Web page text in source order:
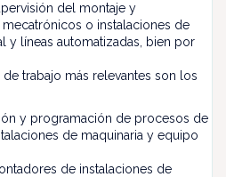
del montaje y
o instalaciones de
y líneas automatizadas, bien por
de trabajo más relevantes son los
y programación de procesos de
de maquinaria y equipo
de instalaciones de